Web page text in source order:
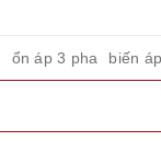
ổn áp 3 pha biến áp